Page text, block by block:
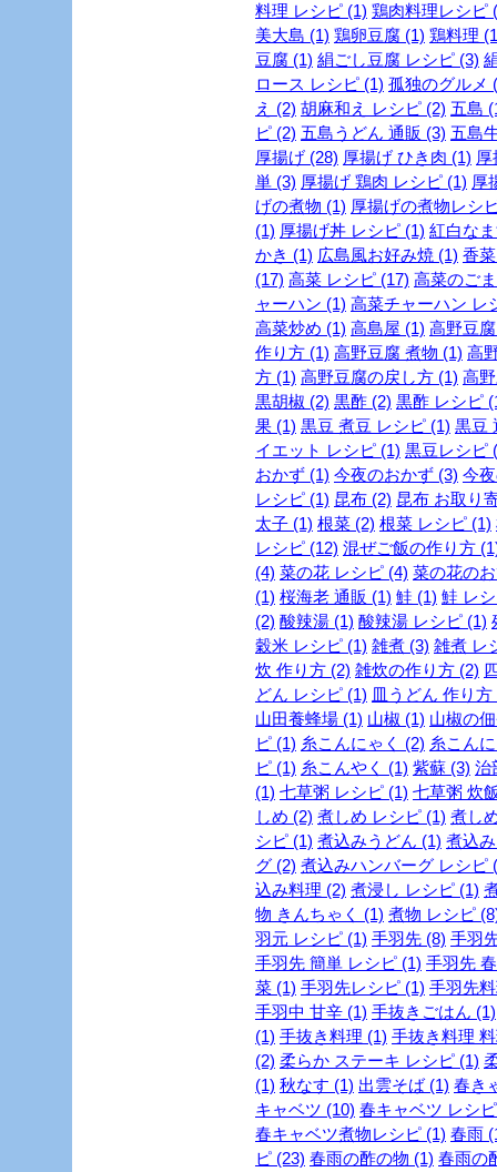
料理 レシピ (1) 鶏肉料理レシピ
美大島 (1) 鶏卵豆腐 (1) 鶏料理
豆腐 (1) 絹ごし豆腐 レシピ (3)
ロース レシピ (1) 孤独のグルメ
え (2) 胡麻和え レシピ (2) 五島
ピ (2) 五島うどん 通販 (3) 五島
厚揚げ (28) 厚揚げ ひき肉 (1)
単 (3) 厚揚げ 鶏肉 レシピ (1) 厚
げの煮物 (1) 厚揚げの煮物レシ
(1) 厚揚げ丼 レシピ (1) 紅白な
かき (1) 広島風お好み焼 (1) 香
(17) 高菜 レシピ (17) 高菜のご
ャーハン (1) 高菜チャーハン レ
高菜炒め (1) 高島屋 (1) 高野豆
作り方 (1) 高野豆腐 煮物 (1) 高
方 (1) 高野豆腐の戻し方 (1) 高
黒胡椒 (2) 黒酢 (2) 黒酢 レシピ
果 (1) 黒豆 煮豆 レシピ (1) 黒豆
イエット レシピ (1) 黒豆レシピ
おかず (1) 今夜のおかず (3) 今
レシピ (1) 昆布 (2) 昆布 お取り
太子 (1) 根菜 (2) 根菜 レシピ (1)
レシピ (12) 混ぜご飯の作り方
(4) 菜の花 レシピ (4) 菜の花の
(1) 桜海老 通販 (1) 鮭 (1) 鮭 レ
(2) 酸辣湯 (1) 酸辣湯 レシピ (1)
穀米 レシピ (1) 雑煮 (3) 雑煮 レ
炊 作り方 (2) 雑炊の作り方 (2)
どん レシピ (1) 皿うどん 作り方
山田養蜂場 (1) 山椒 (1) 山椒の
ピ (1) 糸こんにゃく (2) 糸こん
ピ (1) 糸こんやく (1) 紫蘇 (3) 治
(1) 七草粥 レシピ (1) 七草粥 炊
しめ (2) 煮しめ レシピ (1) 煮し
シピ (1) 煮込みうどん (1) 煮込
グ (2) 煮込みハンバーグ レシピ
込み料理 (2) 煮浸し レシピ (1)
物 きんちゃく (1) 煮物 レシピ
羽元 レシピ (1) 手羽先 (8) 手羽
手羽先 簡単 レシピ (1) 手羽先
菜 (1) 手羽先レシピ (1) 手羽先
手羽中 甘辛 (1) 手抜きごはん (1)
(1) 手抜き料理 (1) 手抜き料理
(2) 柔らか ステーキ レシピ (1)
(1) 秋なす (1) 出雲そば (1) 春き
キャベツ (10) 春キャベツ レシ
春キャベツ煮物レシピ (1) 春雨
ピ (23) 春雨の酢の物 (1) 春雨の